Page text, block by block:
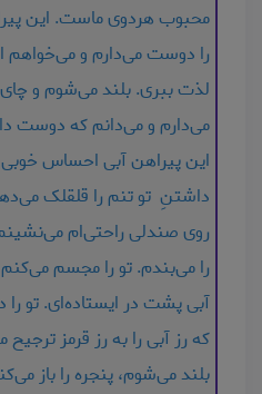
محبوب هردوی ماست. این
را دوست می‌دارم و می‌خواهم
لذت ببری. بلند می‌شوم و
می‌دارم و می‌دانم که دوست
این پیراهن آبی احساس
داشتنِ تو تنم را قلقلک
روی صندلی راحتی‌ام
را می‌بندم. تو را مجسم
آبی پشت در ایستاده‌ای. تو
که رز آبی را به رز قرمز
بلند می‌شوم، پنجره را باز